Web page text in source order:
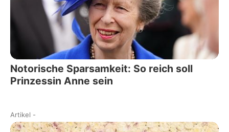
Notorische Sparsamkeit: So reich soll
Prinzessin Anne sein
Artikel -